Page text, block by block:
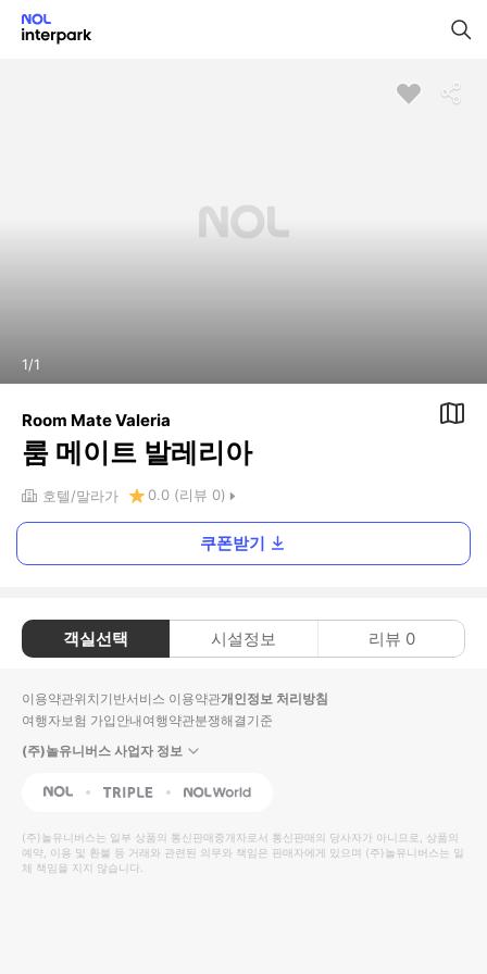
1/1
Room Mate Valeria
룸 메이트 발레리아
호텔 말라가 0.0 (리뷰 0)
쿠폰받기
객실선택 시설정보 리뷰 0
이용약관위치기반서비스 이용약관개인정보 처리방침
여행자보험 가입안내여행약관분쟁해결기준
(주)놀유니버스 사업자 정보
NOL Triple Interpark Global
(주)놀유니버스는 일부 상품의 통신판매중개자로서 통신판매의 당사자가 아니므로, 상품의
예약, 이용 및 환불 등 거래와 관련된 의무와 책임은 판매자에게 있으며 (주)놀유니버스는 일
체 책임을 지지 않습니다.